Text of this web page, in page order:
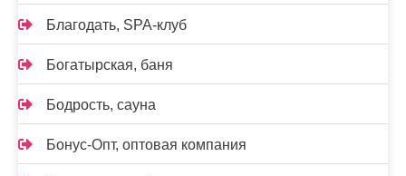
Благодать, SPA-клуб
Богатырская, баня
Бодрость, сауна
Бонус-Опт, оптовая компания